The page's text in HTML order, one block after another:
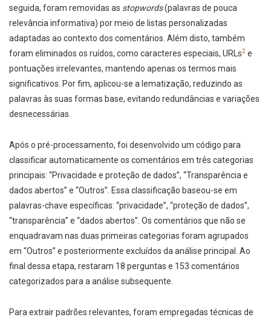
seguida, foram removidas as stopwords(palavras de pouca
relevância informativa) por meio de listas personalizadas
adaptadas ao contexto dos comentários. Além disto, também
foram eliminados os ruídos, como caracteres especiais, URLs2 e
pontuações irrelevantes, mantendo apenas os termos mais
significativos. Por fim, aplicou-se a lematização, reduzindo as
palavras às suas formas base, evitando redundâncias e variações
desnecessárias.
Após o pré-processamento, foi desenvolvido um código para
classificar automaticamente os comentários em três categorias
principais: “Privacidade e proteção de dados”, “Transparência e
dados abertos” e “Outros”. Essa classificação baseou-se em
palavras-chave específicas: “privacidade”, “proteção de dados”,
“transparência” e “dados abertos”. Os comentários que não se
enquadravam nas duas primeiras categorias foram agrupados
em “Outros” e posteriormente excluídos da análise principal. Ao
final dessa etapa, restaram 18 perguntas e 153 comentários
categorizados para a análise subsequente.
Para extrair padrões relevantes, foram empregadas técnicas de